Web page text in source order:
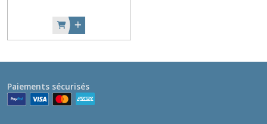
Paiements sécurisés